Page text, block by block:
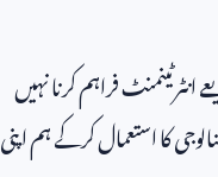
فراہم کرنا نہیں
کا استعمال کرکے ہم اپنی